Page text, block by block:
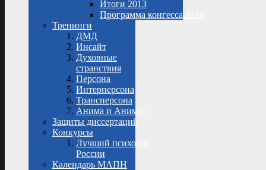
Итоги 2013
Программа конгесса 2014
Тренинги
ДМД
Инсайт
Духовные
странствия
Персона
Интерперсона
Трансперсона
Анима и Анимус
Защиты диссертаций
Конкурсы
Лучший психолог
России
Календарь МАПН